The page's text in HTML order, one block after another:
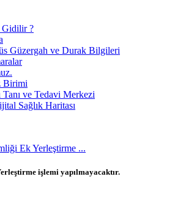
Gidilir ?
Güzergah ve Durak Bilgileri
Birimi
Tanı ve Tedavi Merkezi
Sağlık Haritası
Ek Yerleştirme ...
işlemi yapılmayacaktır.